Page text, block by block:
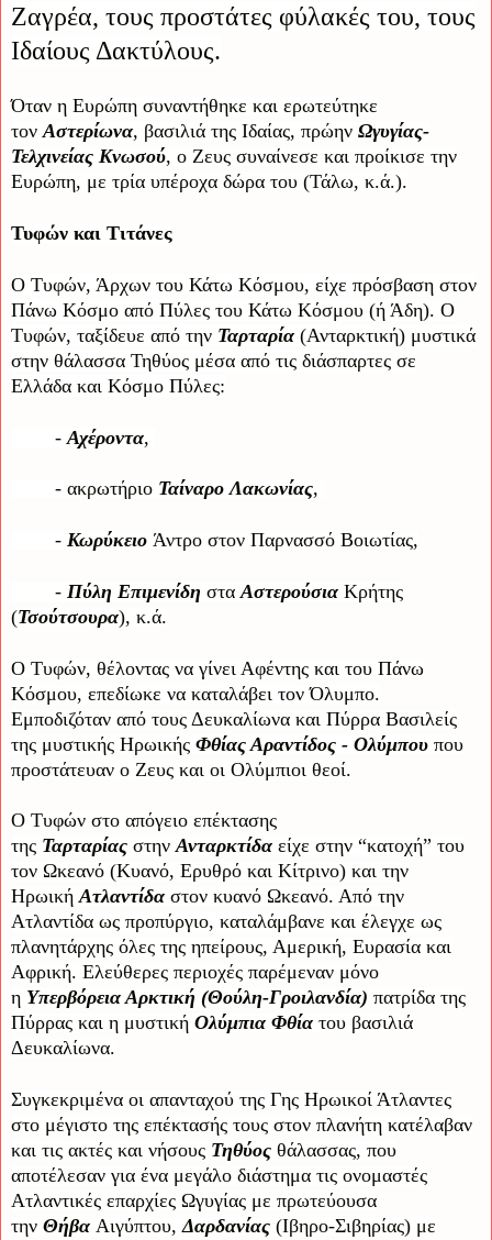
Ζαγρέα, τους προστάτες φύλακές του, τους
Ιδαίους Δακτύλους.
Όταν η Ευρώπη συναντήθηκε και ερωτεύτηκε
τονΑστερίωνα, βασιλιά της Ιδαίας, πρώην Ωγυγίας-
Τελχινείας Κνωσού, ο Ζευς συναίνεσε και προίκισε την
Ευρώπη, με τρία υπέροχα δώρα του (Τάλω, κ.ά.).
Τυφών και Τιτάνες
Ο Τυφών, Άρχων του Κάτω Κόσμου, είχε πρόσβαση στον
Πάνω Κόσμο από Πύλες του Κάτω Κόσμου (ή Άδη). Ο
Τυφών, ταξίδευε από την Ταρταρία (Ανταρκτική) μυστικά
στην θάλασσα Τηθύος μέσα από τις διάσπαρτες σε
Ελλάδα και Κόσμο Πύλες:
- Αχέροντα,
- ακρωτήριο Ταίναρο Λακωνίας,
- Κωρύκειο Άντρο στον Παρνασσό Βοιωτίας,
- Πύλη Επιμενίδη στα Αστερούσια Κρήτης
(Τσούτσουρα), κ.ά.
Ο Τυφών, θέλοντας να γίνει Αφέντης και του Πάνω
Κόσμου, επεδίωκε να καταλάβει τον Όλυμπο.
Εμποδιζόταν από τους Δευκαλίωνα και Πύρρα Βασιλείς
της μυστικής Ηρωικής Φθίας Αραντίδος - Ολύμπου που
προστάτευαν ο Ζευς και οι Ολύμπιοι θεοί.
Ο Τυφών στο απόγειο επέκτασης
της Ταρταρίας στηνΑνταρκτίδα είχε στην “κατοχή” του
τον Ωκεανό (Κυανό, Ερυθρό και Κίτρινο) και την
ΗρωικήΑτλαντίδα στον κυανό Ωκεανό. Από την
Ατλαντίδα ως προπύργιο, καταλάμβανε και έλεγχε ως
πλανητάρχης όλες της ηπείρους, Αμερική, Ευρασία και
Αφρική. Ελεύθερες περιοχές παρέμεναν μόνο
η Υπερβόρεια Αρκτική (Θούλη-Γροιλανδία) πατρίδα της
Πύρρας και η μυστική Ολύμπια Φθία του βασιλιά
Δευκαλίωνα.
Συγκεκριμένα οι απανταχού της Γης Ηρωικοί Άτλαντες
στο μέγιστο της επέκτασής τους στον πλανήτη κατέλαβαν
και τις ακτές και νήσους Τηθύος θάλασσας, που
αποτέλεσαν για ένα μεγάλο διάστημα τις ονομαστές
Ατλαντικές επαρχίες Ωγυγίας με πρωτεύουσα
την Θήβα Αιγύπτου,Δαρδανίας (Ιβηρο-Σιβηρίας) με